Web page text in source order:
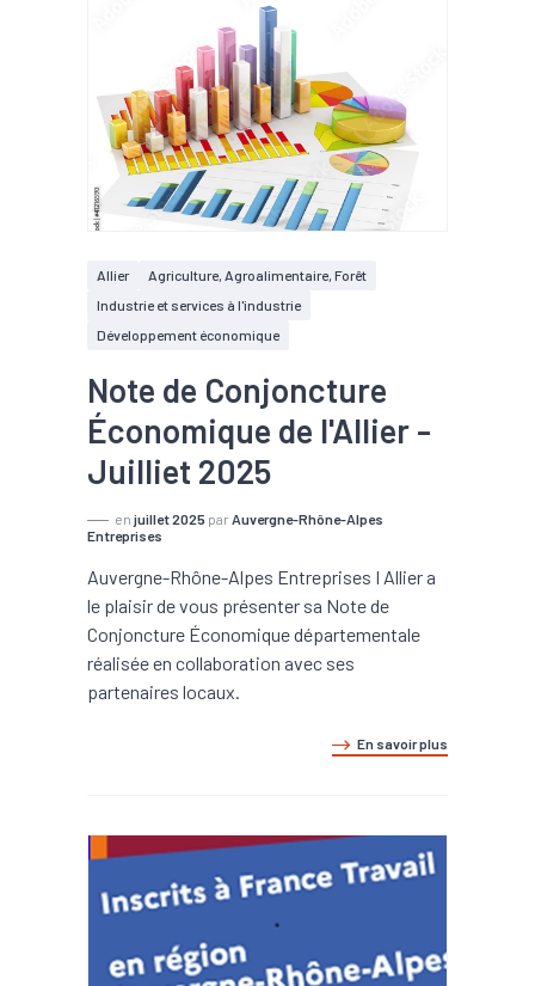
Allier
Agriculture, Agroalimentaire, Forêt
Industrie et services à l'industrie
Développement économique
Note de Conjoncture
Économique de l'Allier -
Juilliet 2025
en juillet 2025 par Auvergne-Rhône-Alpes
Entreprises
Auvergne-Rhône-Alpes Entreprises I Allier a
le plaisir de vous présenter sa Note de
Conjoncture Économique départementale
réalisée en collaboration avec ses
partenaires locaux.
En savoir plus